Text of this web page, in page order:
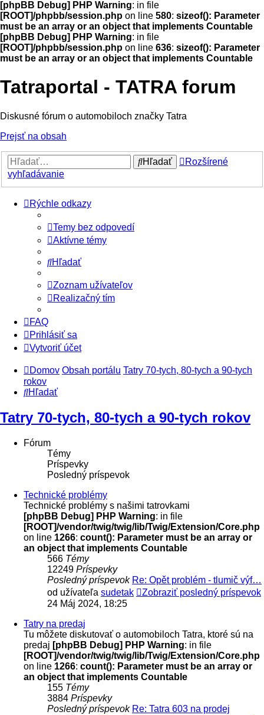
[phpBB Debug] PHP Warning: in file
[ROOT]/phpbb/session.php on line 580: sizeof(): Parameter
must be an array or an object that implements Countable
[phpBB Debug] PHP Warning: in file
[ROOT]/phpbb/session.php on line 636: sizeof(): Parameter
must be an array or an object that implements Countable
Tatraportal - TATRA forum
Diskusné fórum o automobiloch značky Tatra
Prejsť na obsah
Hľadať
Rozšírené
vyhľadávanie
Rýchle odkazy
Temy bez odpovedí
Aktívne témy
Hľadať
Zoznam užívateľov
Realizačný tím
FAQ
Prihlásiť sa
Vytvoriť účet
Domov Obsah portálu Tatry 70-tych, 80-tych a 90-tych
rokov
Hľadať
Tatry 70-tych, 80-tych a 90-tych rokov
Fórum
Témy
Príspevky
Posledný príspevok
Technické problémy
Technické problémy s našimi tatrovkami
[phpBB Debug] PHP Warning: in file
[ROOT]/vendor/twig/twig/lib/Twig/Extension/Core.php
on line 1266: count(): Parameter must be an array or
an object that implements Countable
566 Témy
12249 Príspevky
Posledný príspevok Re: Opět problém - tlumič výf…
od užívateľa sudetak
Zobraziť posledný príspevok
24 Máj 2024, 18:25
Tatry na predaj
Tu môžete diskutovať o automobiloch Tatra, ktoré sú na
predaj [phpBB Debug] PHP Warning: in file
[ROOT]/vendor/twig/twig/lib/Twig/Extension/Core.php
on line 1266: count(): Parameter must be an array or
an object that implements Countable
155 Témy
3884 Príspevky
Posledný príspevok Re: Tatra 603 na prodej